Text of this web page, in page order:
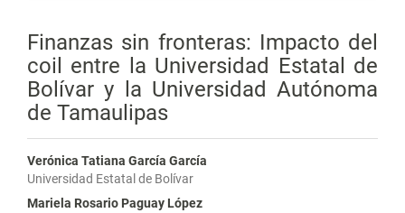
Finanzas sin fronteras: Impacto del
coil entre la Universidad Estatal de
Bolívar y la Universidad Autónoma
de Tamaulipas
Verónica Tatiana García García
Universidad Estatal de Bolívar
Mariela Rosario Paguay López